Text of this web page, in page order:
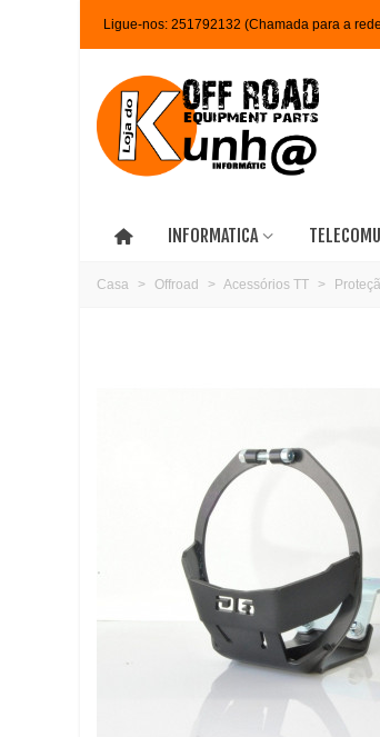
Ligue-nos: 251792132 (Chamada para a
INFORMATICA
Casa > Offroad > Acessórios TT >